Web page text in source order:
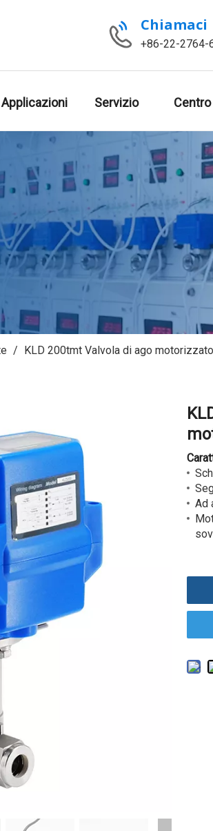
Chiamaci
+86-22-2764-
Applicazioni Servizio
/ KLD 200tmt Valvola di ago
Ad